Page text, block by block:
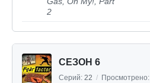
2
СЕЗОН 6
Серий: 22 / Просмотрено: